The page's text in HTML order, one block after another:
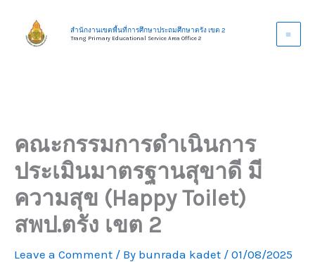
content
สำนักงานเขตพื้นที่การศึกษาประถมศึกษาตรัง เขต 2
Trang Primary Educational Service Area Office 2
คณะกรรมการดำเนินการ
ประเมินมาตรฐานสุขาดี มี
ความสุข (Happy Toilet)
สพป.ตรัง เขต 2
Leave a Comment / By bunrada kadet / 01/08/2025